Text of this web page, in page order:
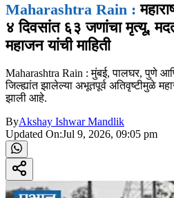
Maharashtra Rain :
४ दिवसांत ६३ जणांचा मृत्यू,
महाजन यांची माहिती
Maharashtra Rain : मुंबई, पालघर, पुणे
जिल्ह्यांत झालेल्या अभूतपूर्व अतिवृष्टीमुळे
झाली आहे.
ByAkshay Ishwar Mandlik
Updated On:Jul 9, 2026, 09:05 pm